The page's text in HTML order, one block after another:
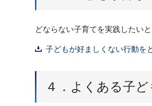
どならない子育てを実践したい
子どもが好ましくない行動を
４．よくある子